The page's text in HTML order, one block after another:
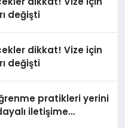
değişti
dikkat! Vize için
değişti
pratikleri yerini
iletişime